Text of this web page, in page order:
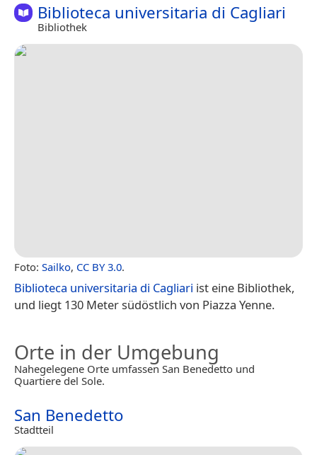
Biblioteca universitaria di Cagliari
Bibliothek
Foto: Sailko, CC BY 3.0.
Biblioteca universitaria di Cagliari ist eine Bibliothek,
und liegt 130 Meter südöstlich von Piazza Yenne.
Orte in der Umgebung
Nahegelegene Orte umfassen San Benedetto und
Quartiere del Sole.
San Benedetto
Stadtteil